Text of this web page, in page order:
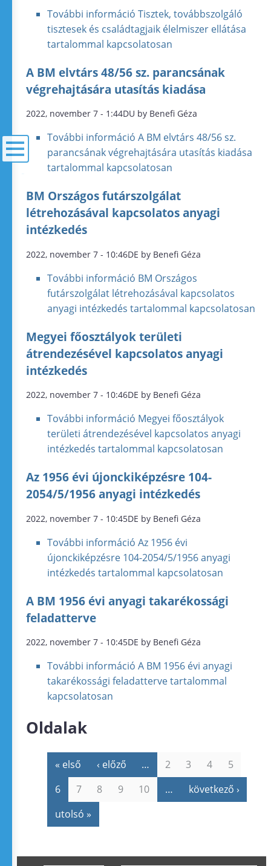
További információ Tisztek, továbbszolgáló
tisztesek és családtagjaik élelmiszer ellátása
tartalommal kapcsolatosan
A BM elvtárs 48/56 sz. parancsának
végrehajtására utasítás kiadása
2022, november 7 - 1:44DU by Benefi Géza
További információ A BM elvtárs 48/56 sz.
parancsának végrehajtására utasítás kiadása
tartalommal kapcsolatosan
BM Országos futárszolgálat
létrehozásával kapcsolatos anyagi
intézkedés
2022, november 7 - 10:46DE by Benefi Géza
További információ BM Országos
futárszolgálat létrehozásával kapcsolatos
anyagi intézkedés tartalommal kapcsolatosan
Megyei főosztályok területi
átrendezésével kapcsolatos anyagi
intézkedés
2022, november 7 - 10:46DE by Benefi Géza
További információ Megyei főosztályok
területi átrendezésével kapcsolatos anyagi
intézkedés tartalommal kapcsolatosan
Az 1956 évi újonckiképzésre 104-
2054/5/1956 anyagi intézkedés
2022, november 7 - 10:45DE by Benefi Géza
További információ Az 1956 évi
újonckiképzésre 104-2054/5/1956 anyagi
intézkedés tartalommal kapcsolatosan
A BM 1956 évi anyagi takarékossági
feladatterve
2022, november 7 - 10:45DE by Benefi Géza
További információ A BM 1956 évi anyagi
takarékossági feladatterve tartalommal
kapcsolatosan
Oldalak
« első ‹ előző … 2 3 4
5
6
7 8 9 10 …
következő ›
utolsó »